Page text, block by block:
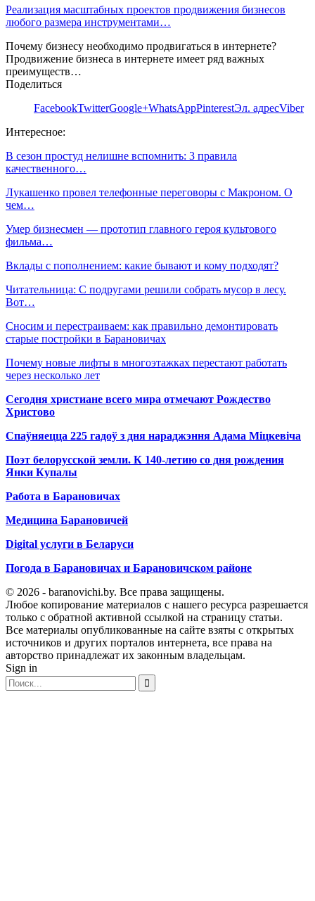
Реализация масштабных проектов продвижения бизнесов
любого размера инструментами…
Почему бизнесу необходимо продвигаться в интернете?
Продвижение бизнеса в интернете имеет ряд важных
преимуществ…
Поделиться
FacebookTwitterGoogle+WhatsAppPinterestЭл. адресViber
Интересное:
В сезон простуд нелишне вспомнить: 3 правила
качественного…
Лукашенко провел телефонные переговоры с Макроном. О
чем…
Умер бизнесмен — прототип главного героя культового
фильма…
Вклады с пополнением: какие бывают и кому подходят?
Читательница: С подругами решили собрать мусор в лесу.
Вот…
Сносим и перестраиваем: как правильно демонтировать
старые постройки в Барановичах
Почему новые лифты в многоэтажках перестают работать
через несколько лет
Сегодня христиане всего мира отмечают Рождество
Христово
Спаўняецца 225 гадоў з дня нараджэння Адама Міцкевіча
Поэт белорусской земли. К 140-летию со дня рождения
Янки Купалы
Работа в Барановичах
Медицина Барановичей
Digital услуги в Беларуси
Погода в Барановичах и Барановичском районе
© 2026 - baranovichi.by. Все права защищены.
Любое копирование материалов с нашего ресурса разрешается
только с обратной активной ссылкой на страницу статьи.
Все материалы опубликованные на сайте взяты с открытых
источников и других порталов интернета, все права на
авторство принадлежат их законным владельцам.
Sign in